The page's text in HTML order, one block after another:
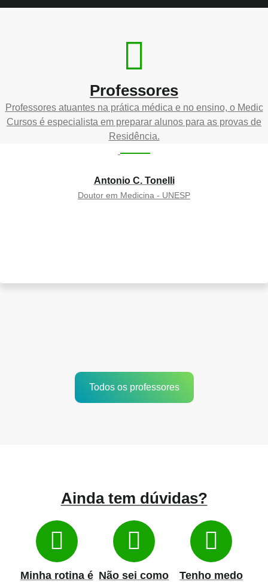
Professores
Professores atuantes na prática médica e no ensino, o Medic
Cursos é especialista em preparar alunos para as provas de
Residência.
Antonio C. Tonelli
Doutor em Medicina - UNESP
Todos os professores
Ainda tem dúvidas?
Minha rotina é Não sei como Tenho medo